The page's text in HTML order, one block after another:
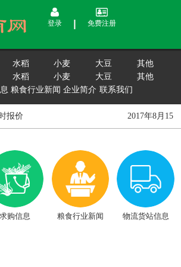
登录 免费注册
水稻 小麦 大豆
其他
水稻 小麦 大豆
其他
粮食行业新闻 企业简介 联系我们
报价 2017年8月15
求购信息 粮食行业新闻 物流货站信息